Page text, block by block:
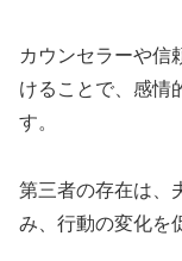
カウンセラーや信
けることで、感情
す。
第三者の存在は、
み、行動の変化を